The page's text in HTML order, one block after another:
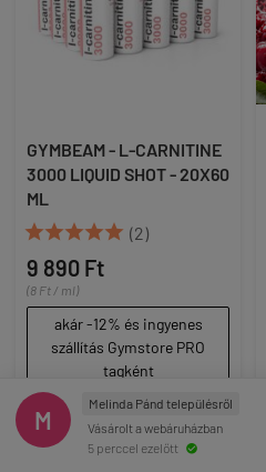
GYMBEAM - L-CARNITINE
3000 LIQUID SHOT - 20X60
ML
 (2)
9 890 Ft
(8 Ft / ml)
akár -12% és ingyenes
szállítás Gymstore PRO
tagként
 KOSÁRBA
M
Melinda Pánd településről
Vásárolt a webáruházban
5 perccel ezelőtt
